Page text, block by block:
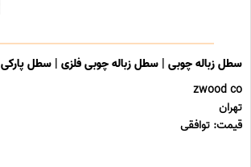
سطل زباله چوبی | سطل زباله چوبی فلزی | سطل پارکی
zwood co
تهران
قیمت: توافقی